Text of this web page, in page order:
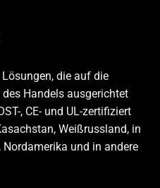
die auf die
Handels ausgerichtet
, CE- und UL-zertifiziert
Weißrussland, in
Nordamerika und in andere